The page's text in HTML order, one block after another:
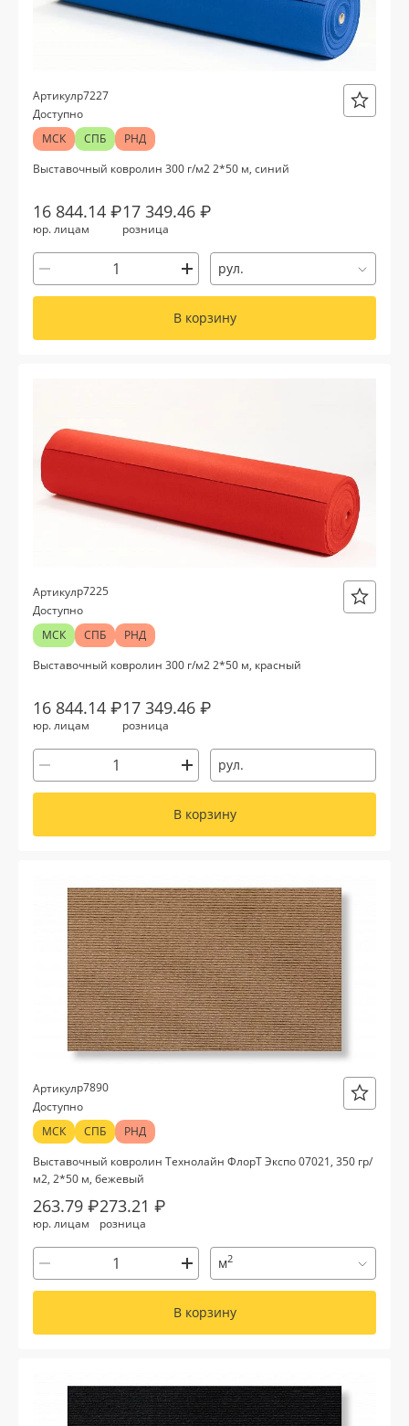
Артикулр7227
Доступно
МСК
СПБ
РНД
Выставочный ковролин 300 г/м2 2*50 м, синий
16 844.14 ₽
юр. лицам
17 349.46 ₽
розница
рул.
В корзину
Артикулр7225
Доступно
МСК
СПБ
РНД
Выставочный ковролин 300 г/м2 2*50 м, красный
16 844.14 ₽
юр. лицам
17 349.46 ₽
розница
рул.
В корзину
Артикулр7890
Доступно
МСК
СПБ
РНД
Выставочный ковролин Технолайн ФлорТ Экспо 07021, 350 гр/
м2, 2*50 м, бежевый
263.79 ₽
юр. лицам
273.21 ₽
розница
м2
В корзину